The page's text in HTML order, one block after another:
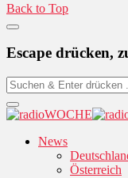
Back to Top
Escape drücken,
News
Österreich